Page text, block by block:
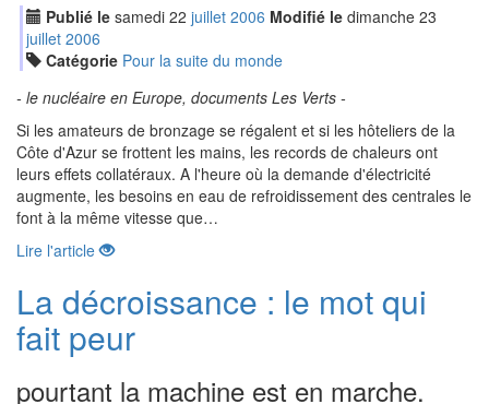
Publié le samedi 22 juillet 2006 Modifié le dimanche 23
juillet 2006
Catégorie Pour la suite du monde
- le nucléaire en Europe, documents Les Verts -
Si les amateurs de bronzage se régalent et si les hôteliers de la
Côte d'Azur se frottent les mains, les records de chaleurs ont
leurs effets collatéraux. A l'heure où la demande d'électricité
augmente, les besoins en eau de refroidissement des centrales le
font à la même vitesse que…
Lire l'article
La décroissance : le mot qui
fait peur
pourtant la machine est en marche.